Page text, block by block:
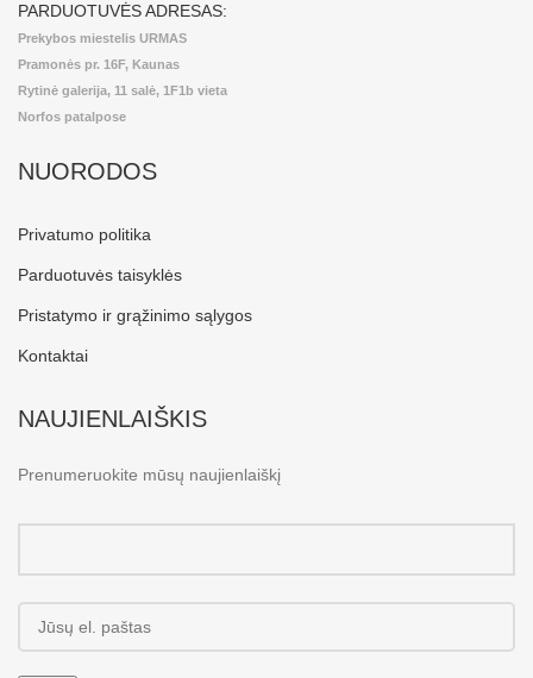
PARDUOTUVĖS ADRESAS:
Prekybos miestelis URMAS
Pramonės pr. 16F, Kaunas
Rytinė galerija, 11 salė, 1F1b vieta
Norfos patalpose
NUORODOS
Privatumo politika
Parduotuvės taisyklės
Pristatymo ir grąžinimo sąlygos
Kontaktai
NAUJIENLAIŠKIS
Prenumeruokite mūsų naujienlaiškį